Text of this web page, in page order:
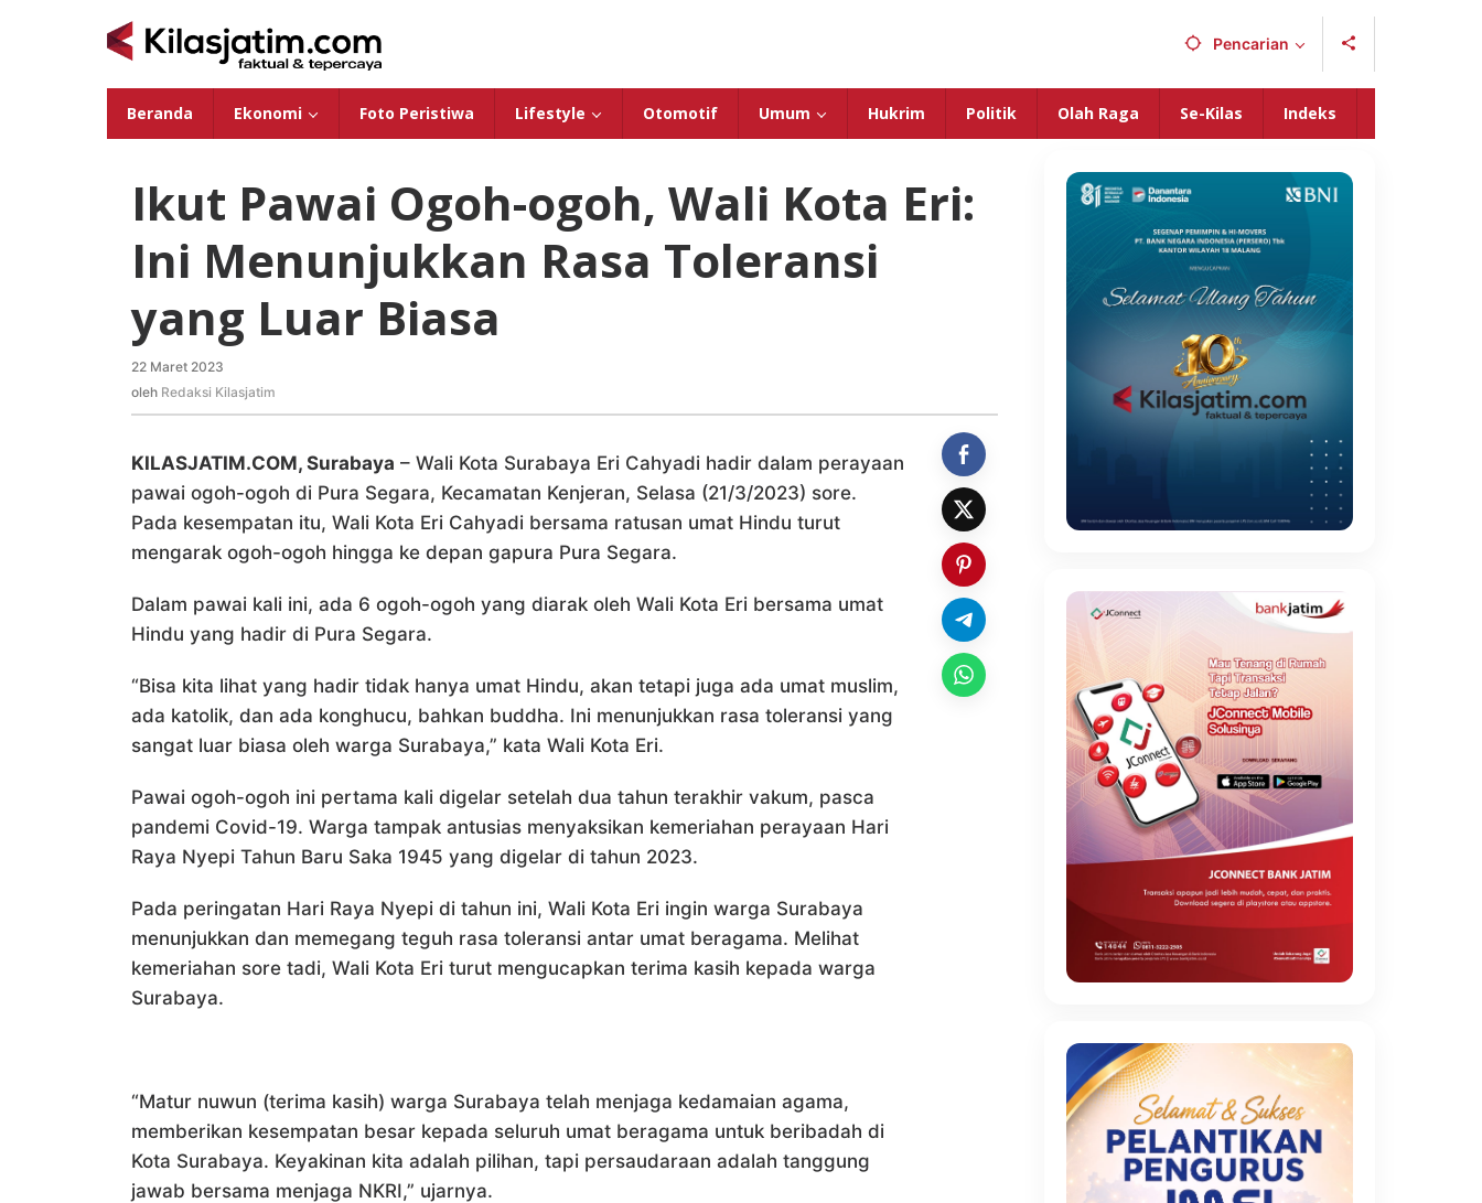
Pencarian
Beranda Ekonomi Foto Peristiwa Lifestyle Otomotif Umum Hukrim Politik Olah Raga Se-Kilas Indeks
Ikut Pawai Ogoh-ogoh, Wali Kota Eri:
Ini Menunjukkan Rasa Toleransi
yang Luar Biasa
22 Maret 2023
Redaksi
oleh Redaksi Kilasjatim
KILASJATIM.COM, Surabaya – Wali Kota Surabaya Eri Cahyadi hadir dalam perayaan
pawai ogoh-ogoh di Pura Segara, Kecamatan Kenjeran, Selasa (21/3/2023) sore.
Pada kesempatan itu, Wali Kota Eri Cahyadi bersama ratusan umat Hindu turut
mengarak ogoh-ogoh hingga ke depan gapura Pura Segara.
Dalam pawai kali ini, ada 6 ogoh-ogoh yang diarak oleh Wali Kota Eri bersama umat
Hindu yang hadir di Pura Segara.
“Bisa kita lihat yang hadir tidak hanya umat Hindu, akan tetapi juga ada umat muslim,
ada katolik, dan ada konghucu, bahkan buddha. Ini menunjukkan rasa toleransi yang
sangat luar biasa oleh warga Surabaya,” kata Wali Kota Eri.
Pawai ogoh-ogoh ini pertama kali digelar setelah dua tahun terakhir vakum, pasca
pandemi Covid-19. Warga tampak antusias menyaksikan kemeriahan perayaan Hari
Raya Nyepi Tahun Baru Saka 1945 yang digelar di tahun 2023.
Pada peringatan Hari Raya Nyepi di tahun ini, Wali Kota Eri ingin warga Surabaya
menunjukkan dan memegang teguh rasa toleransi antar umat beragama. Melihat
kemeriahan sore tadi, Wali Kota Eri turut mengucapkan terima kasih kepada warga
Surabaya.
“Matur nuwun (terima kasih) warga Surabaya telah menjaga kedamaian agama,
memberikan kesempatan besar kepada seluruh umat beragama untuk beribadah di
Kota Surabaya. Keyakinan kita adalah pilihan, tapi persaudaraan adalah tanggung
jawab bersama menjaga NKRI,” ujarnya.